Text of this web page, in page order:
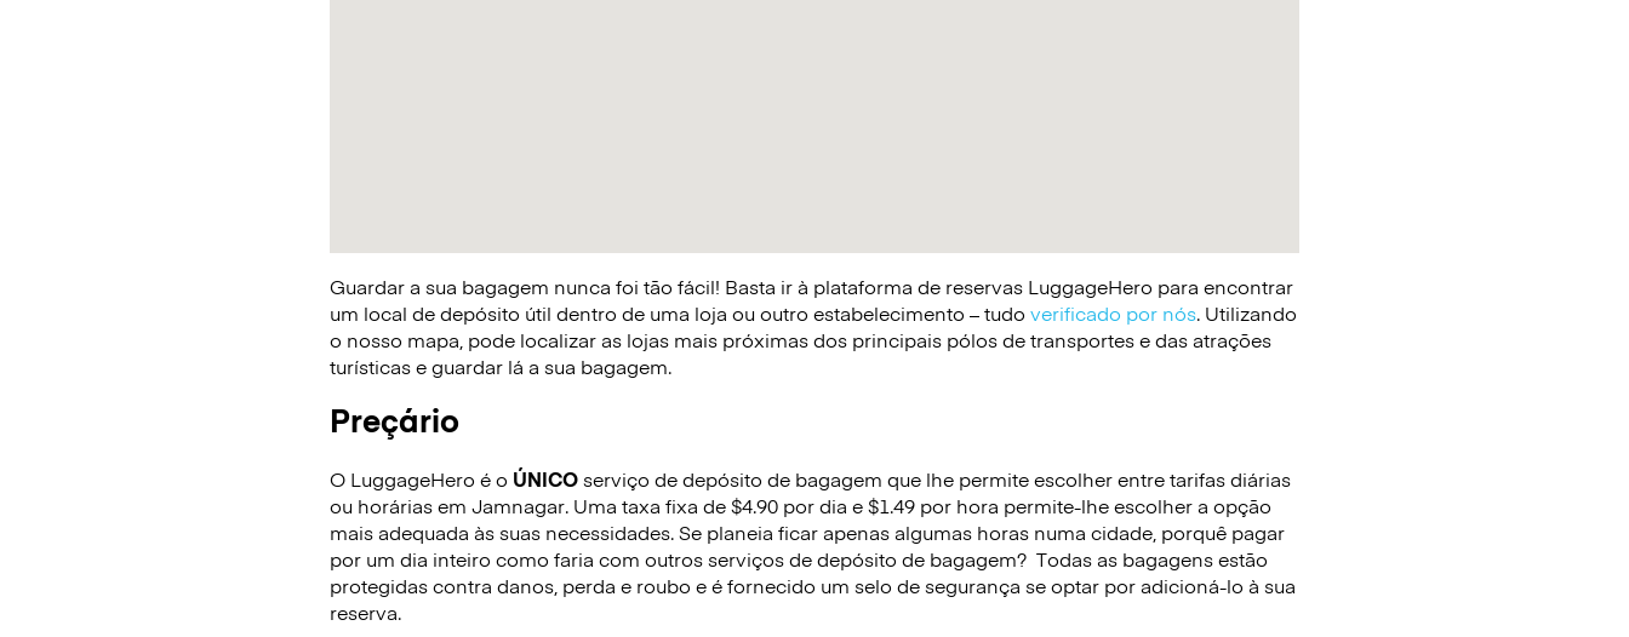
Guardar a sua bagagem nunca foi tão fácil! Basta ir à plataforma de reservas LuggageHero para encontrar
um local de depósito útil dentro de uma loja ou outro estabelecimento – tudo verificado por nós. Utilizando
o nosso mapa, pode localizar as lojas mais próximas dos principais pólos de transportes e das atrações
turísticas e guardar lá a sua bagagem.
Preçário
O LuggageHero é o ÚNICOserviço de depósito de bagagem que lhe permite escolher entre tarifas diárias
ou horárias em Jamnagar. Uma taxa fixa de $4.90 por dia e $1.49 por hora permite-lhe escolher a opção
mais adequada às suas necessidades. Se planeia ficar apenas algumas horas numa cidade, porquê pagar
por um dia inteiro como faria com outros serviços de depósito de bagagem? Todas as bagagens estão
protegidas contra danos, perda e roubo e é fornecido um selo de segurança se optar por adicioná-lo à sua
reserva.